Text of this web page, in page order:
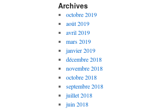
Archives
octobre 2019
août 2019
avril 2019
mars 2019
janvier 2019
décembre 2018
novembre 2018
octobre 2018
septembre 2018
juillet 2018
juin 2018